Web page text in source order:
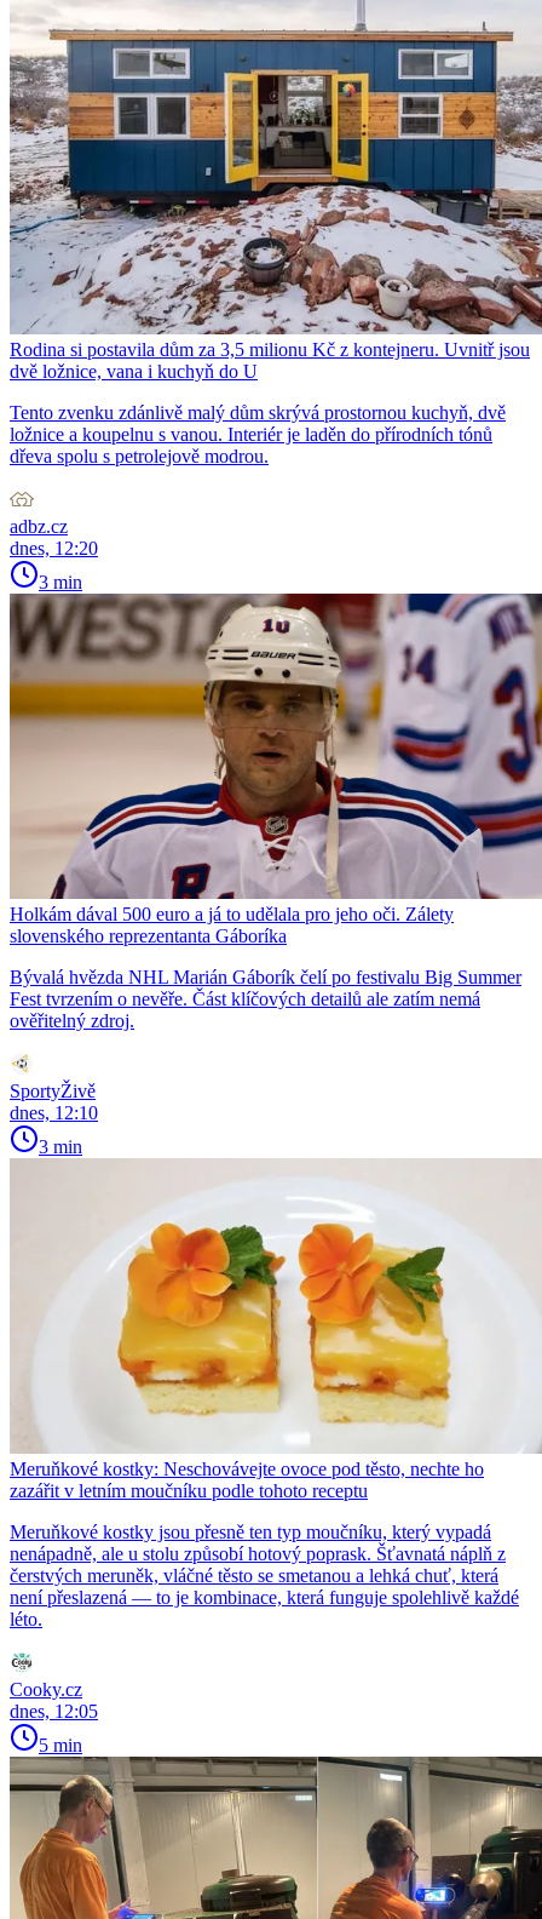
Rodina si postavila dům za 3,5 milionu Kč z kontejneru. Uvnitř jsou
dvě ložnice, vana i kuchyň do U
Tento zvenku zdánlivě malý dům skrývá prostornou kuchyň, dvě
ložnice a koupelnu s vanou. Interiér je laděn do přírodních tónů
dřeva spolu s petrolejově modrou.
adbz.cz
dnes, 12:20
3 min
Holkám dával 500 euro a já to udělala pro jeho oči. Zálety
slovenského reprezentanta Gáboríka
Bývalá hvězda NHL Marián Gáborík čelí po festivalu Big Summer
Fest tvrzením o nevěře. Část klíčových detailů ale zatím nemá
ověřitelný zdroj.
SportyŽivě
dnes, 12:10
3 min
Meruňkové kostky: Neschovávejte ovoce pod těsto, nechte ho
zazářit v letním moučníku podle tohoto receptu
Meruňkové kostky jsou přesně ten typ moučníku, který vypadá
nenápadně, ale u stolu způsobí hotový poprask. Šťavnatá náplň z
čerstvých meruněk, vláčné těsto se smetanou a lehká chuť, která
není přeslazená — to je kombinace, která funguje spolehlivě každé
léto.
Cooky.cz
dnes, 12:05
5 min